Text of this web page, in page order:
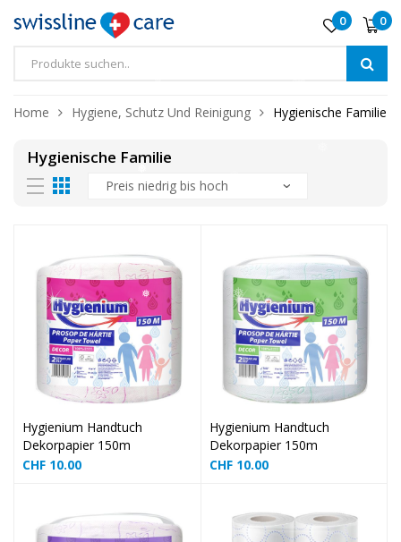
0 0
Home Hygiene, Schutz Und Reinigung Hygienische Familie
Hygienische Familie
Hygienium Handtuch
Dekorpapier 150m
CHF 10.00
Hygienium Handtuch
Dekorpapier 150m
CHF10.00
❅
❅
❅
❅
❅